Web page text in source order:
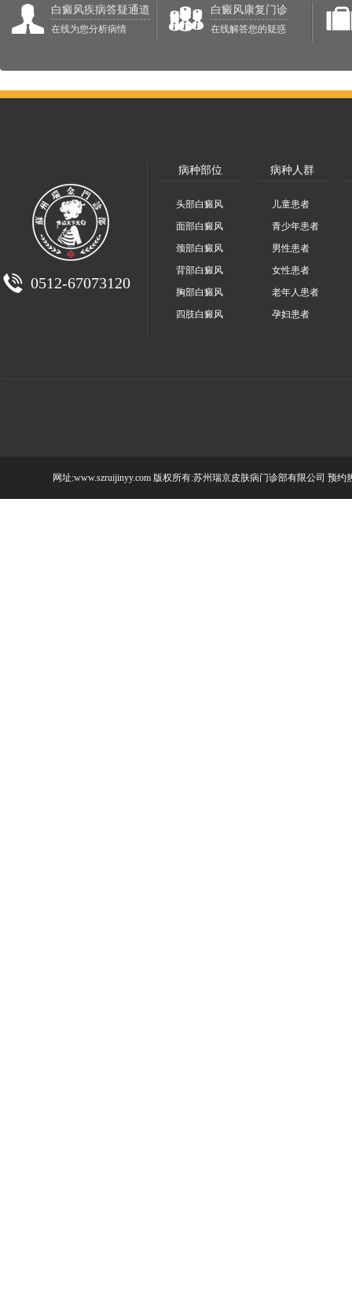
白癜风疾病答疑通道
在线为您分析病情
白癜风康复门诊
在线解答您的疑惑
0512-67073120
病种部位 病种人群
头部白癜风
面部白癜风
颈部白癜风
背部白癜风
胸部白癜风
四肢白癜风
儿童患者
青少年患者
男性患者
女性患者
老年人患者
孕妇患者
网址:www.szruijinyy.com 版权所有:苏州瑞京皮肤病门诊部有限公司 预约